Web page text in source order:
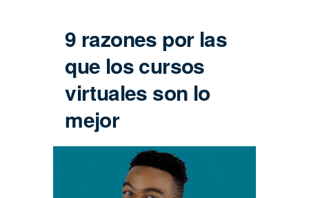
9 razones por las
que los cursos
virtuales son lo
mejor